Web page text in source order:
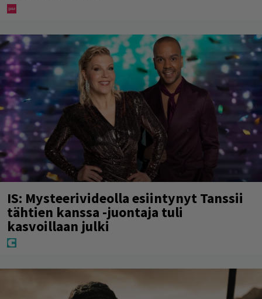
IS: Mysteerivideolla esiintynyt Tanssii
tähtien kanssa -juontaja tuli
kasvoillaan julki